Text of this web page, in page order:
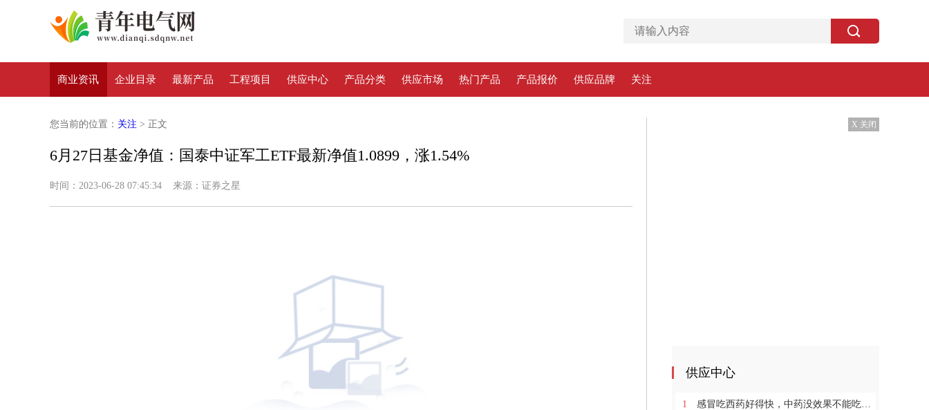
商业资讯 企业目录 最新产品 工程项目 供应中心 产品分类 供应市场 热门产品 产品报价 供应品牌 关注
您当前的位置： 关注 > 正文
6月27日基金净值：国泰中证军工ETF最新净值1.0899，涨1.54%
时间：2023-06-28 07:45:34 来源：证券之星
X 关闭
供应中心
1 感冒吃西药好得快，中药没效果不能吃？小柴胡颗粒你没用过？